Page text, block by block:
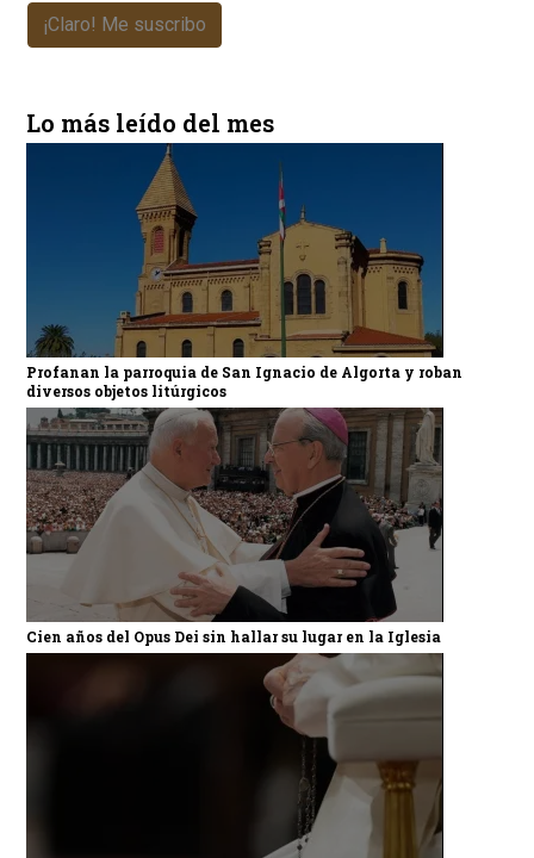
¡Claro! Me suscribo
Lo más leído del mes
Profanan la parroquia de San Ignacio de Algorta y roban
diversos objetos litúrgicos
Cien años del Opus Dei sin hallar su lugar en la Iglesia